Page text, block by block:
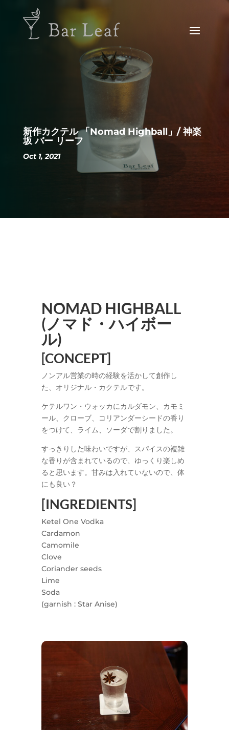
新作カクテル 「Nomad Highball」/ 神楽
坂 バー リーフ
Oct 1, 2021
NOMAD HIGHBALL
(ノマド・ハイボー
ル)
[CONCEPT]
ノンアル営業の時の経験を活かして創作し
た、オリジナル・カクテルです。
ケテルワン・ウォッカにカルダモン、カモミ
ール、クローブ、コリアンダーシードの香り
をつけて、ライム、ソーダで割りました。
すっきりした味わいですが、スパイスの複雑
な香りが含まれているので、ゆっくり楽しめ
ると思います。甘みは入れていないので、体
にも良い？
[INGREDIENTS]
Ketel One Vodka
Cardamon
Camomile
Clove
Coriander seeds
Lime
Soda
(garnish : Star Anise)